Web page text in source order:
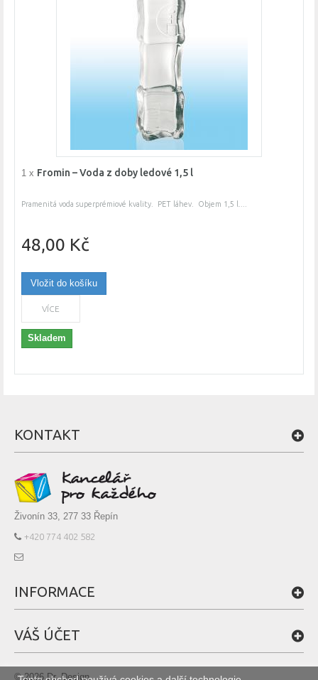
1 x Fromin – Voda z doby ledové 1,5 l
Pramenitá voda superprémiové kvality. PET láhev. Objem 1,5 l....
48,00 Kč
Vložit do košíku
VÍCE
Skladem
KONTAKT
Živonín 33, 277 33 Řepín
+420 774 402 582
INFORMACE
VÁŠ ÚČET
© 2026 Dr. Design